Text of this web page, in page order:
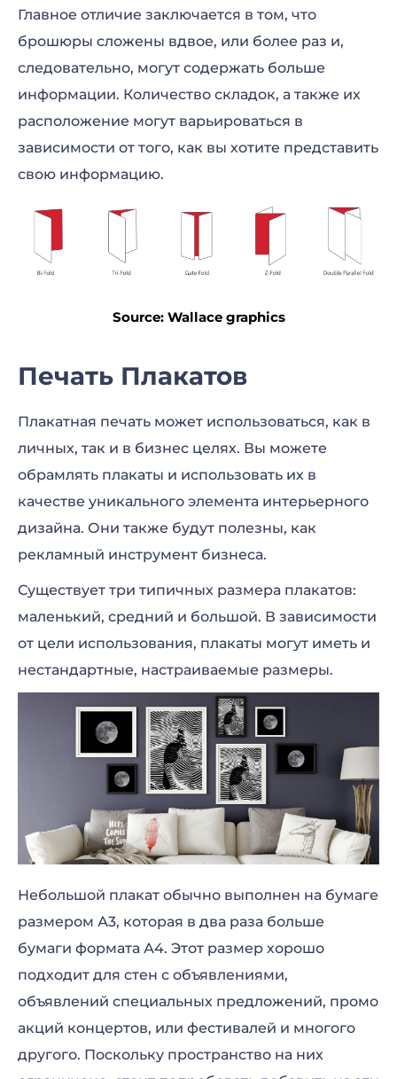
Главное отличие заключается в том, что
брошюры сложены вдвое, или более раз и,
следовательно, могут содержать больше
информации. Количество складок, а также их
расположение могут варьироваться в
зависимости от того, как вы хотите представить
свою информацию.
Source: Wallace graphics
Печать Плакатов
Плакатная печать может использоваться, как в
личных, так и в бизнес целях. Вы можете
обрамлять плакаты и использовать их в
качестве уникального элемента интерьерного
дизайна. Они также будут полезны, как
рекламный инструмент бизнеса.
Существует три типичных размера плакатов:
маленький, средний и большой. В зависимости
от цели использования, плакаты могут иметь и
нестандартные, настраиваемые размеры.
Небольшой плакат обычно выполнен на бумаге
размером А3, которая в два раза больше
бумаги формата А4. Этот размер хорошо
подходит для стен с объявлениями,
объявлений специальных предложений, промо
акций концертов, или фестивалей и многого
другого. Поскольку пространство на них